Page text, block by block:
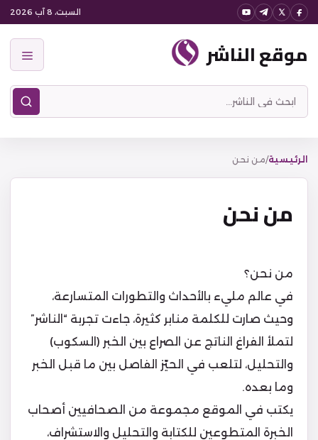
انتقل
المحتوى
السبت، 8 آب 2026
موقع الناشر
ابحث
في
الناشر
الرئيسية/من نحن
من نحن
من نحن؟
في عالم مليء بالأحداث والتطورات المتسارعة،
وحيث صارت للكلمة منابر كثيرة، جاءت تجربة “الناشر”
لتملأ الفراغ الناتج عن الصراع بين الخبر (السكوب)
والتحليل، لتلعب في الحيّز الفاصل بين ما قبل الخبر
وما بعده.
يكتب في الموقع مجموعة من الصحافيين أصحاب
الخبرة المتطوعين للكتابة والتحليل والاستشراف،